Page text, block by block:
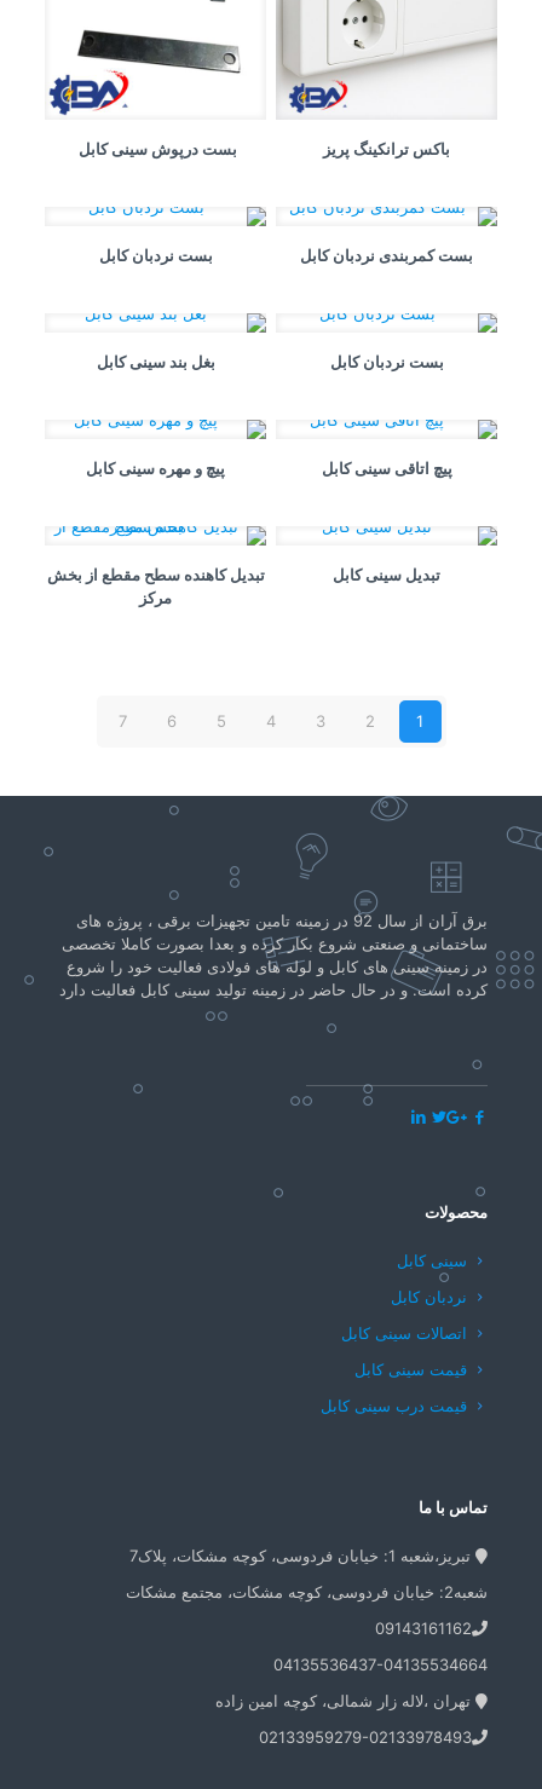
باکس ترانکینگ پریز بست درپوش سینی کابل
بست کمربندی نردبان کابل بست نردبان کابل
بست نردبان کابل بغل بند سینی کابل
پیچ اتاقی سینی کابل پیچ و مهره سینی کابل
تبدیل سینی کابل
تبدیل کاهنده سطح مقطع از بخش
مرکز
1
2
3
4
5
6
7
برق آران از سال 92 در زمینه تامین تجهیزات برقی ، پروژه های
ساختمانی و صنعتی شروع بکار کرده و بعدا بصورت کاملا تخصصی
در زمینه سینی های کابل و لوله های فولادی فعالیت خود را شروع
کرده است. و در حال حاضر در زمینه تولید سینی کابل فعالیت دارد
محصولات
سینی کابل
نردبان کابل
اتصالات سینی کابل
قیمت سینی کابل
قیمت درب سینی کابل
تماس با ما
تبریز،شعبه 1: خیابان فردوسی، کوچه مشکات، پلاک7
شعبه2: خیابان فردوسی، کوچه مشکات، مجتمع مشکات
09143161162
04135536437-04135534664
تهران ،لاله زار شمالی، کوچه امین زاده
02133959279-02133978493